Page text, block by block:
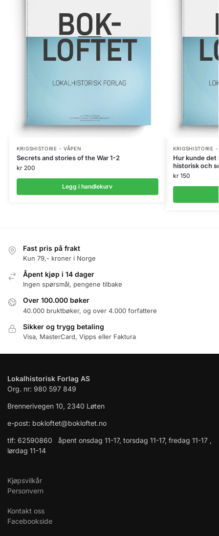
KRIGSHISTORIE - VÅPEN
Secrets and stories of the War 1-2
kr200
Legg i handlekurv
KRIGSHISTORIE
Hur kunde det
historisk och
kr150
Fast pris på frakt
Kun 79,- kroner i Norge
Åpent kjøp i 14 dager
Ingen spørsmål, pengene tilbake
Over 100.000 bøker
40.000 bruktbøker, og over 4.000 forfattere
Sikker og trygg betaling
Visa, MasterCard, Vipps eller Faktura
Lokalhistorisk Forlag AS
Org. nr: 980 597 849
Brennerivegen 10, 2340 Løten
e-post: bokloftet@bokloftet.no
tlf: 62590860 åpent onsdag 11-17, torsdag 11-17, fredag 11-17 ,
lørdag 11-14
Kjøpsvilkår
Personvern
Kontakt oss
Facebookside